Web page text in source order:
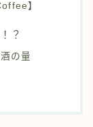
】
？
の量